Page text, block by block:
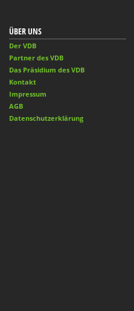
ÜBER UNS
Der VDB
Partner des VDB
Das Präsidium des VDB
Kontakt
Impressum
AGB
Datenschutzerklärung